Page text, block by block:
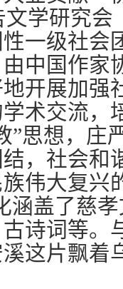
研究会
一级社会
中国作家
开展加强
术交流，
”思想，庄
，社会和
伟大复兴
了慈孝
诗词等。
这片飘着